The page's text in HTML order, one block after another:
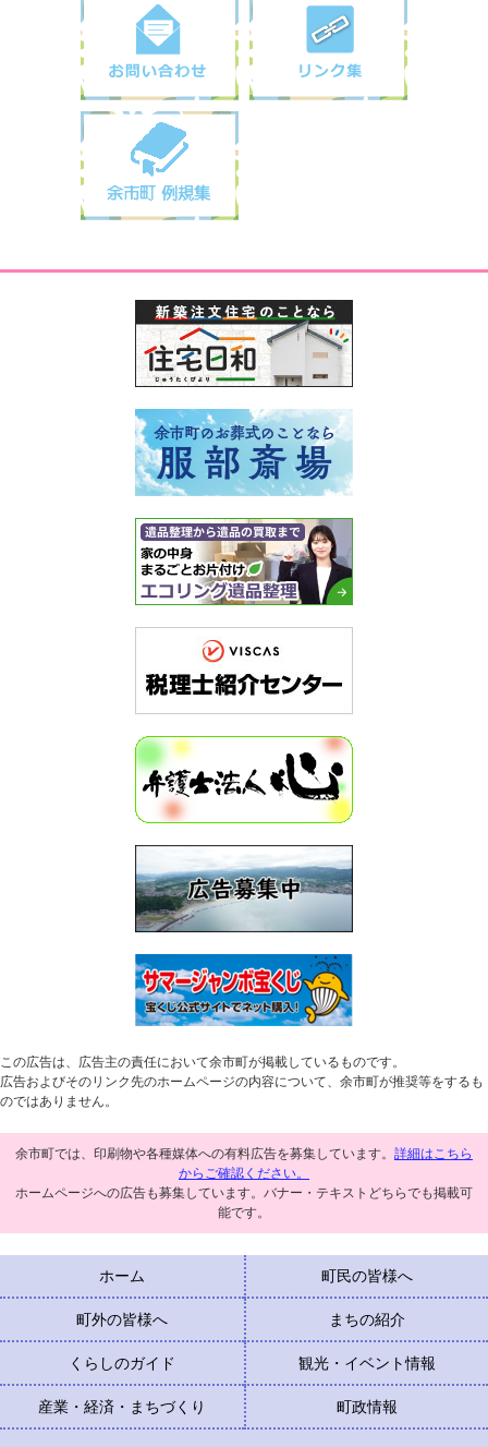
この広告は、広告主の責任において余市町が掲載しているものです。
広告およびそのリンク先のホームページの内容について、余市町が推奨等をするも
のではありません。
余市町では、印刷物や各種媒体への有料広告を募集しています。 詳細はこちら
からご確認ください。
ホームページへの広告も募集しています。バナー・テキストどちらでも掲載可
能です。
ホーム 町民の皆様へ
町外の皆様へ まちの紹介
くらしのガイド 観光・イベント情報
産業・経済・まちづくり 町政情報